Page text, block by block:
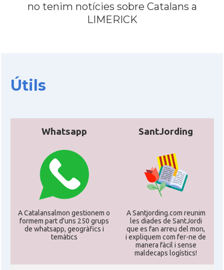
no tenim notícies sobre Catalans a
LIMERICK
Útils
Whatsapp
A Catalansalmon gestionem o
formem part d'uns 250 grups
de whatsapp, geogràfics i
temàtics
SantJording
A Santjording.com reunim
les diades de SantJordi
que es fan arreu del mon,
i expliquem com fer-ne de
manera fàcil i sense
maldecaps logí­stics!